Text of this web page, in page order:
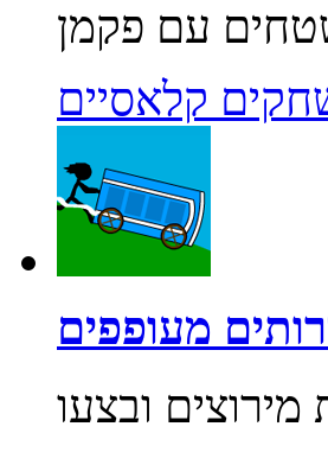
קלאסיים
מעופפים